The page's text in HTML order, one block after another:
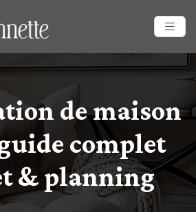
de maison
complet
& planning